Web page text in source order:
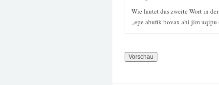
Wie lautet das zweite Wort in
„epe abufik bovax ahi jim